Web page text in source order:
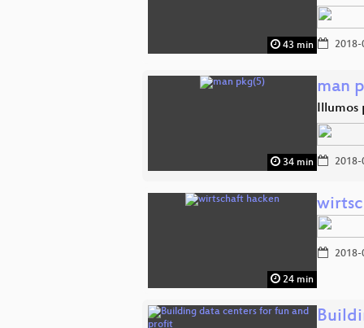
43 min
34 min
man
Illumos
24 min